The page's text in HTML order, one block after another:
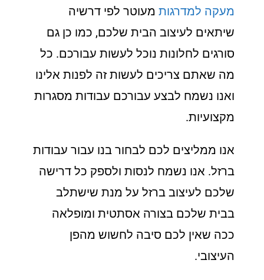
מעקה למדרגות מעוטר לפי דרשיה
שיתאים לעיצוב הבית שלכם, כמו כן גם
סורגים לחלונות נוכל לעשות עבורכם. כל
מה שאתם צריכים לעשות זה לפנות אלינו
ואנו נשמח לבצע עבורכם עבודות מסגרות
מקצועיות.
אנו ממליצים לכם לבחור בנו עבור עבודות
ברזל. אנו נשמח לנסות ולספק כל דרישה
שלכם לעיצוב ברזל על מנת שישתלב
בבית שלכם בצורה אסתטית ומופלאה
ככה שאין לכם סיבה לחשוש מהפן
העיצובי.